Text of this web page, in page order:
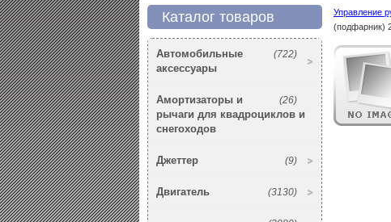
Каталог товаров
(722)
Автомобильные
аксессуары
(26)
Амортизаторы и
рычаги для квадроциклов и
снегоходов
(9)
Джеттер
(3130)
Двигатель
Управление
(подфарник)